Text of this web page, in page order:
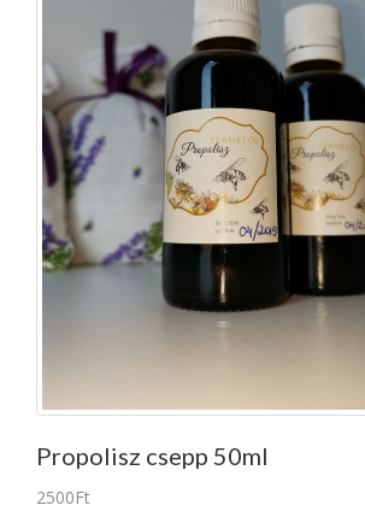
Propolisz csepp 50ml
2500Ft